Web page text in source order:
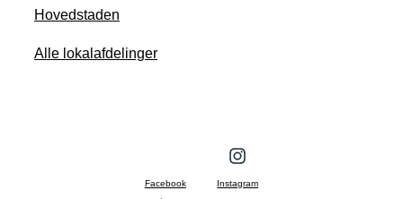
Hovedstaden
Alle lokalafdelinger
Facebook Instagram